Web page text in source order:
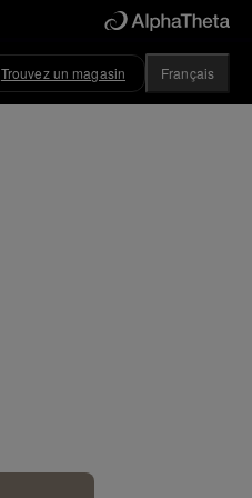
Trouvez un magasin Français